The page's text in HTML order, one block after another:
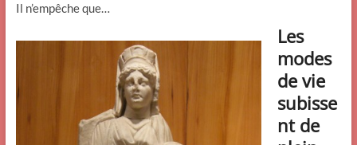
Il n’empêche que…
Les
modes
de vie
subisse
nt de